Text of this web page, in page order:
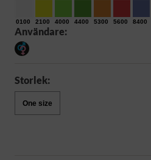
0100 2100 4000 4400 5300 5600 8400
Användare:
Storlek:
One size